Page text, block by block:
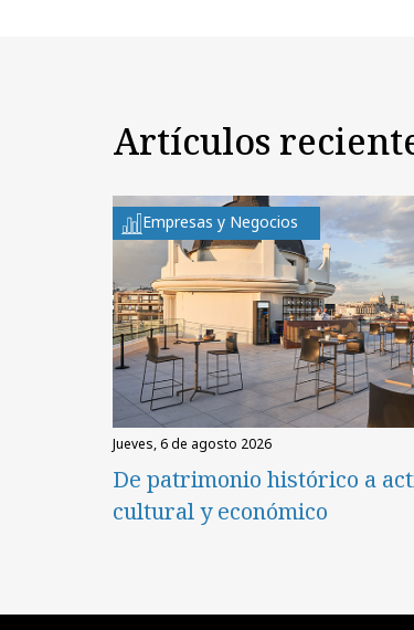
Artículos
Empresas y Negocios
jueves, 6 de agosto 2026
De patrimonio histórico a
cultural y económico